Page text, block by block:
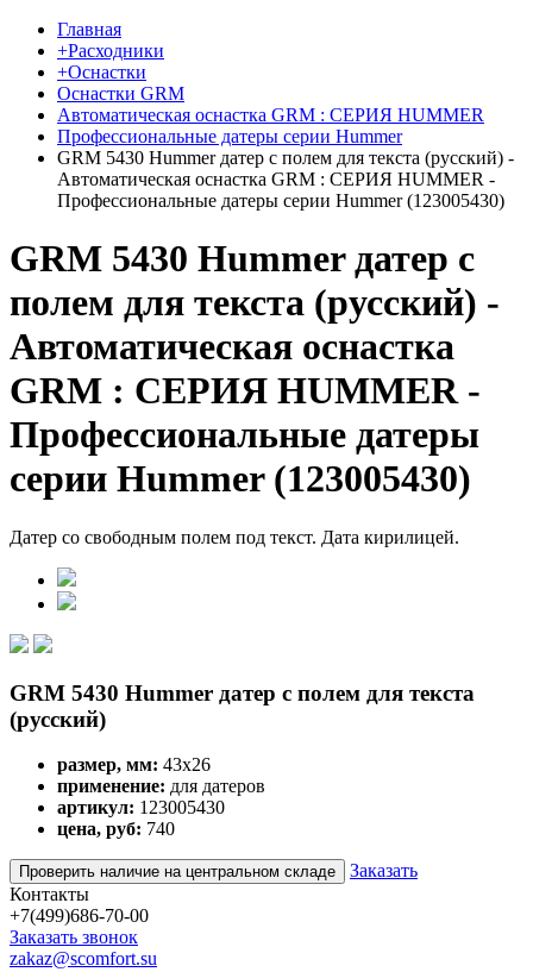
Главная
+Расходники
+Оснастки
Оснастки GRM
Автоматическая оснастка GRM : СЕРИЯ HUMMER
Профессиональные датеры серии Hummer
GRM 5430 Hummer датер с полем для текста (русский) -
Автоматическая оснастка GRM : СЕРИЯ HUMMER -
Профессиональные датеры серии Hummer (123005430)
GRM 5430 Hummer датер с
полем для текста (русский) -
Автоматическая оснастка
GRM : СЕРИЯ HUMMER -
Профессиональные датеры
серии Hummer (123005430)
Датер со свободным полем под текст. Дата кирилицей.
GRM 5430 Hummer датер с полем для текста
(русский)
размер, мм: 43х26
применение: для датеров
артикул: 123005430
цена, руб: 740
Проверить наличие на центральном складе
Заказать
Контакты
+7(499)686-70-00
Заказать звонок
zakaz@scomfort.su